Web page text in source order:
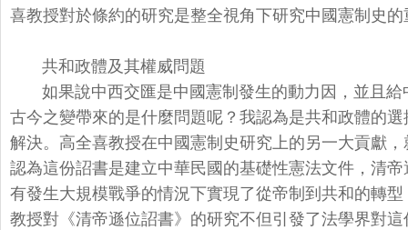
喜教授對於條約的研究是整全視角下研究中國憲制史的
共和政體及其權威問題
如果說中西交匯是中國憲制發生的動力因， 並且給
古今之變帶來的是什麼問題呢？ 我認為是共和政體的
解決。 高全喜教授在中國憲制史研究上的另一大貢獻
認為這份詔書是建立中華民國的基礎性憲法文件， 清帝
有發生大規模戰爭的情況下實現了從帝制到共和的轉型
教授對《清帝遜位詔書》 的研究不但引發了法學界對